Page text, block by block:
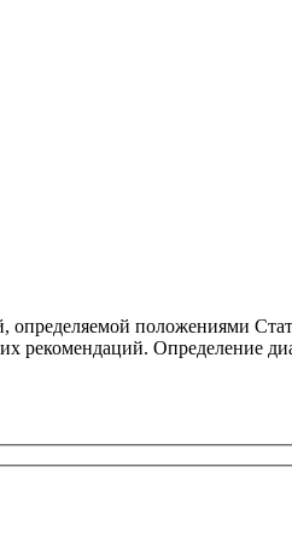
определяемой положениями
рекомендаций. Определение